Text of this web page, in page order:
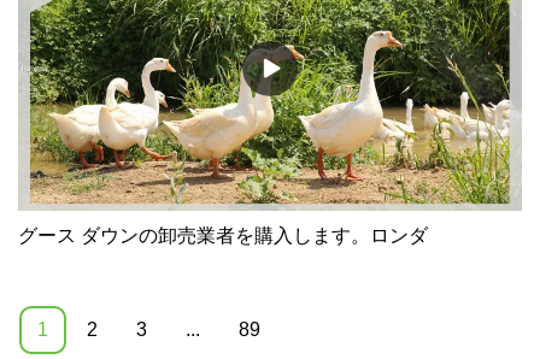
グース ダウンの卸売業者を購入します。ロンダ
1 2 3 ... 89